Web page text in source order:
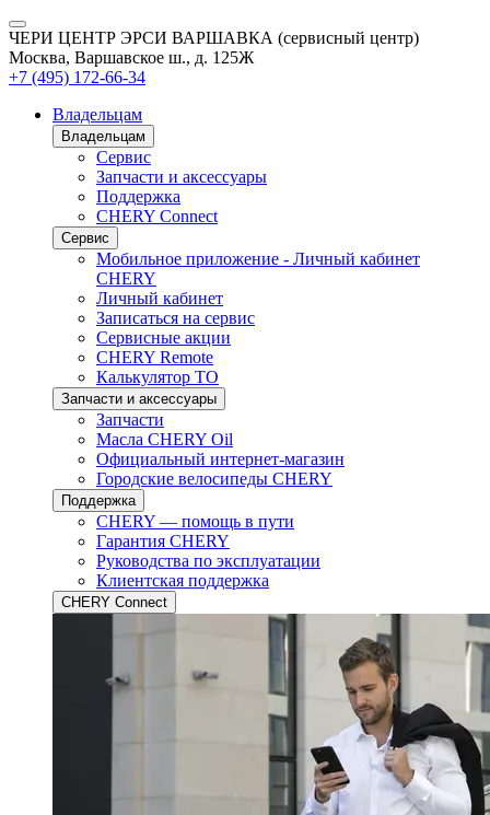
ЧЕРИ ЦЕНТР ЭРСИ ВАРШАВКА (сервисный центр)
Москва, Варшавское ш., д. 125Ж
+7 (495) 172-66-34
Владельцам
Владельцам
Сервис
Запчасти и аксессуары
Поддержка
CHERY Connect
Сервис
Мобильное приложение - Личный кабинет
CHERY
Личный кабинет
Записаться на сервис
Сервисные акции
CHERY Remote
Калькулятор ТО
Запчасти и аксессуары
Запчасти
Масла CHERY Oil
Официальный интернет-магазин
Городские велосипеды CHERY
Поддержка
CHERY — помощь в пути
Гарантия CHERY
Руководства по эксплуатации
Клиентская поддержка
CHERY Connect